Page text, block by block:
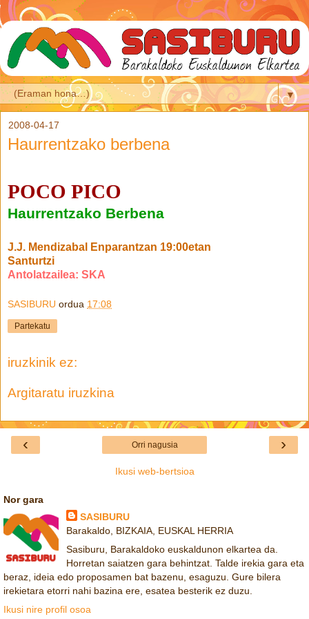
▼
2008-04-17
Haurrentzako berbena
POCO PICO
Haurrentzako Berbena
J.J. Mendizabal Enparantzan 19:00etan
Santurtzi
Antolatzailea: SKA
SASIBURU ordua 17:08
Partekatu
iruzkinik ez:
Argitaratu iruzkina
‹ ›
Orri nagusia
Ikusi web-bertsioa
Nor gara
SASIBURU
Barakaldo, BIZKAIA, EUSKAL HERRIA
Sasiburu, Barakaldoko euskaldunon elkartea da.
Horretan saiatzen gara behintzat. Talde irekia gara eta
beraz, ideia edo proposamen bat bazenu, esaguzu. Gure bilera
irekietara etorri nahi bazina ere, esatea besterik ez duzu.
Ikusi nire profil osoa